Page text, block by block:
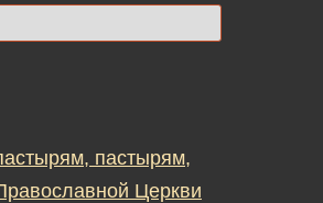
пастырям,
Церкви